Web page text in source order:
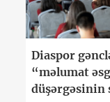
Diaspor
“məlumat
düşərgəsinin